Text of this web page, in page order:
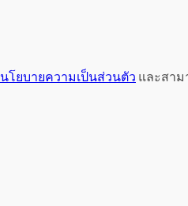
นโยบายความเป็นส่วนตัว และสาม